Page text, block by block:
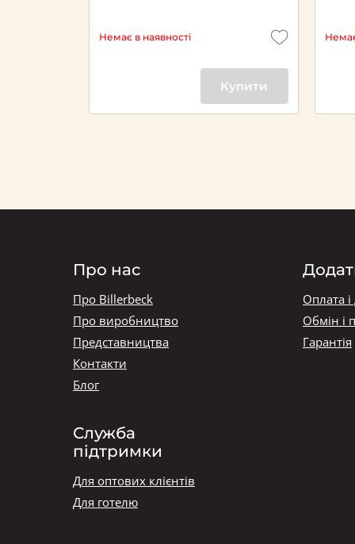
Немає в наявності
Купити
Про нас
Про Billerbeck
Про виробництво
Представництва
Контакти
Блог
Служба
підтримки
Для оптових клієнтів
Для готелю
Оплата і
Обмін і
Гарантія